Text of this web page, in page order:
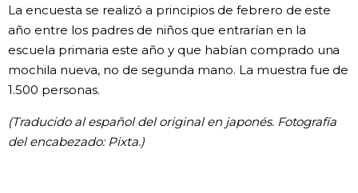
La encuesta se realizó a principios de febrero de este
año entre los padres de niños que entrarían en la
escuela primaria este año y que habían comprado una
mochila nueva, no de segunda mano. La muestra fue de
1.500 personas.
(Traducido al español del original en japonés. Fotografía
del encabezado: Pixta.)